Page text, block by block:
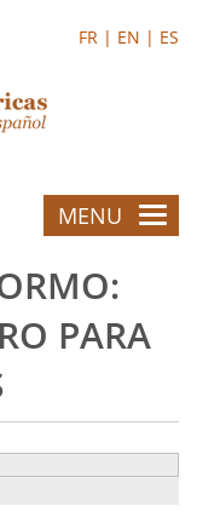
FR | EN | ES
MENU
PARA